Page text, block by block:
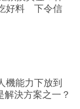
好料 下令信
機能力下放到
決方案之一？